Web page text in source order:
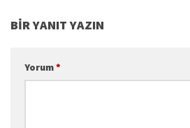
BIR YANIT YAZIN
Yorum*